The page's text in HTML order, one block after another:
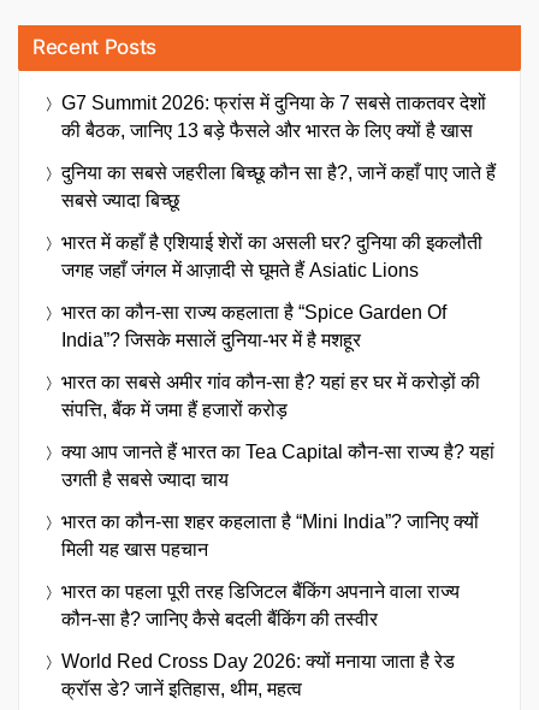
Recent Posts
G7 Summit 2026: फ्रांस में दुनिया के 7 सबसे ताकतवर देशों
की बैठक, जानिए 13 बड़े फैसले और भारत के लिए क्यों है खास
दुनिया का सबसे जहरीला बिच्छू कौन सा है?, जानें कहाँ पाए जाते हैं
सबसे ज्यादा बिच्छू
भारत में कहाँ है एशियाई शेरों का असली घर? दुनिया की इकलौती
जगह जहाँ जंगल में आज़ादी से घूमते हैं Asiatic Lions
भारत का कौन-सा राज्य कहलाता है “Spice Garden Of
India”? जिसके मसालें दुनिया-भर में है मशहूर
भारत का सबसे अमीर गांव कौन-सा है? यहां हर घर में करोड़ों की
संपत्ति, बैंक में जमा हैं हजारों करोड़
क्या आप जानते हैं भारत का Tea Capital कौन-सा राज्य है? यहां
उगती है सबसे ज्यादा चाय
भारत का कौन-सा शहर कहलाता है “Mini India”? जानिए क्यों
मिली यह खास पहचान
भारत का पहला पूरी तरह डिजिटल बैंकिंग अपनाने वाला राज्य
कौन-सा है? जानिए कैसे बदली बैंकिंग की तस्वीर
World Red Cross Day 2026: क्यों मनाया जाता है रेड
क्रॉस डे? जानें इतिहास, थीम, महत्व